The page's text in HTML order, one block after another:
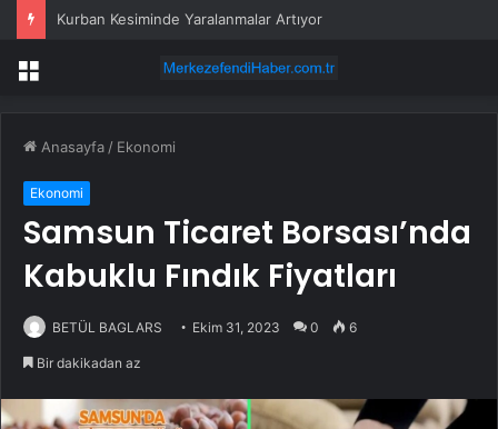
Kurban Kesiminde Yaralanmalar Artıyor
Menü
Anasayfa / Ekonomi
Ekonomi
Samsun Ticaret Borsası’nda
Kabuklu Fındık Fiyatları
BETÜL BAGLARS Ekim 31, 2023 0 6
Bir dakikadan az